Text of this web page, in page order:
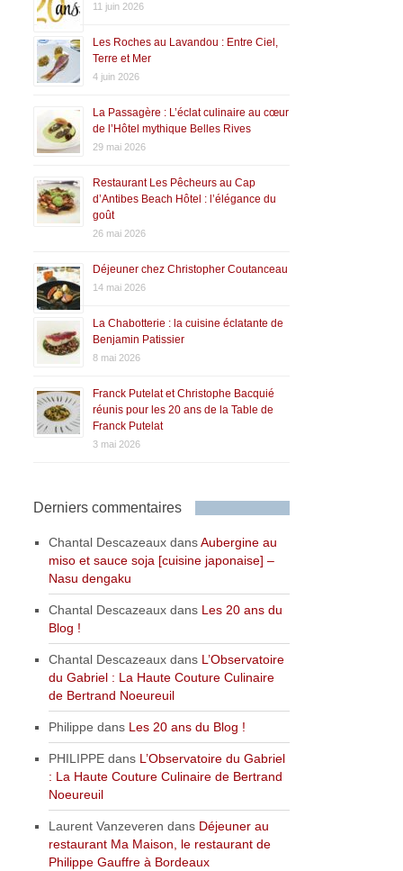
11 juin 2026
Les Roches au Lavandou : Entre Ciel,
Terre et Mer
4 juin 2026
La Passagère : L’éclat culinaire au cœur
de l’Hôtel mythique Belles Rives
29 mai 2026
Restaurant Les Pêcheurs au Cap
d’Antibes Beach Hôtel : l’élégance du
goût
26 mai 2026
Déjeuner chez Christopher Coutanceau
14 mai 2026
La Chabotterie : la cuisine éclatante de
Benjamin Patissier
8 mai 2026
Franck Putelat et Christophe Bacquié
réunis pour les 20 ans de la Table de
Franck Putelat
3 mai 2026
Derniers commentaires
Chantal Descazeaux dansAubergine au
miso et sauce soja [cuisine japonaise] –
Nasu dengaku
Chantal Descazeaux dans Les 20 ans du
Blog !
Chantal Descazeaux dans L’Observatoire
du Gabriel : La Haute Couture Culinaire
de Bertrand Noeureuil
Philippe dans Les 20 ans du Blog !
PHILIPPE dans L’Observatoire du Gabriel
: La Haute Couture Culinaire de Bertrand
Noeureuil
Laurent Vanzeveren dans Déjeuner au
restaurant Ma Maison, le restaurant de
Philippe Gauffre à Bordeaux